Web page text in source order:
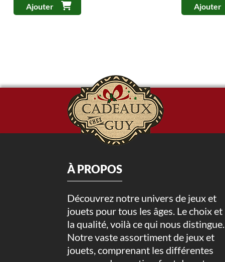
Ajouter Ajouter
À PROPOS
Découvrez notre univers de jeux et
jouets pour tous les âges. Le choix et
la qualité, voilà ce qui nous distingue.
Notre vaste assortiment de jeux et
jouets, comprenant les différentes